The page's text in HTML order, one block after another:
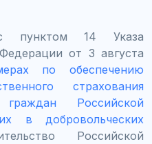
пунктом 14 Указа
от 3 августа
по обеспечению
страхования
Российской
в добровольческих
Российской